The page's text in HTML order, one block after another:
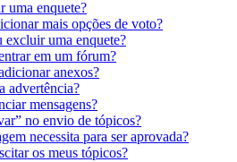
uma enquete?
mais opções de voto?
excluir uma enquete?
em um fórum?
anexos?
advertência?
mensagens?
no envio de tópicos?
necessita para ser aprovada?
os meus tópicos?